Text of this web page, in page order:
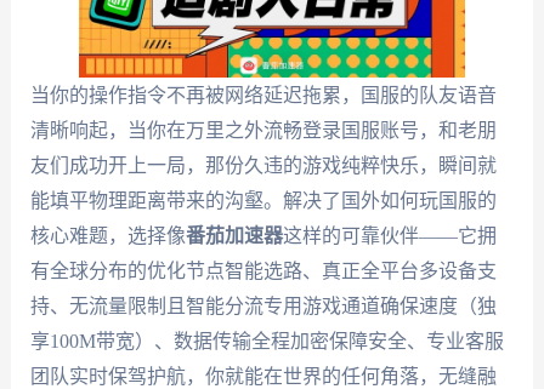
当你的操作指令不再被网络延迟拖累，国服的队友语音
清晰响起，当你在万里之外流畅登录国服账号，和老朋
友们成功开上一局，那份久违的游戏纯粹快乐，瞬间就
能填平物理距离带来的沟壑。解决了国外如何玩国服的
核心难题，选择像番茄加速器这样的可靠伙伴——它拥
有全球分布的优化节点智能选路、真正全平台多设备支
持、无流量限制且智能分流专用游戏通道确保速度（独
享100M带宽）、数据传输全程加密保障安全、专业客服
团队实时保驾护航，你就能在世界的任何角落，无缝融